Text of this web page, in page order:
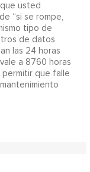
usted
“si se rompe,
tipo de
de datos
las 24 horas
a 8760 horas
que falle